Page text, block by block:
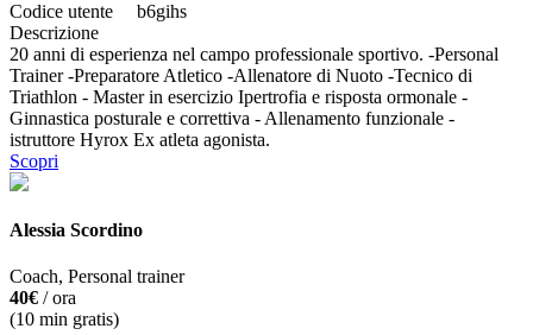
Codice utente
b6gihs
Descrizione
20 anni di esperienza nel campo professionale sportivo. -Personal
Trainer -Preparatore Atletico -Allenatore di Nuoto -Tecnico di
Triathlon - Master in esercizio Ipertrofia e risposta ormonale -
Ginnastica posturale e correttiva - Allenamento funzionale -
istruttore Hyrox Ex atleta agonista.
Scopri
Alessia Scordino
Coach, Personal trainer
40€ / ora
(10 min gratis)